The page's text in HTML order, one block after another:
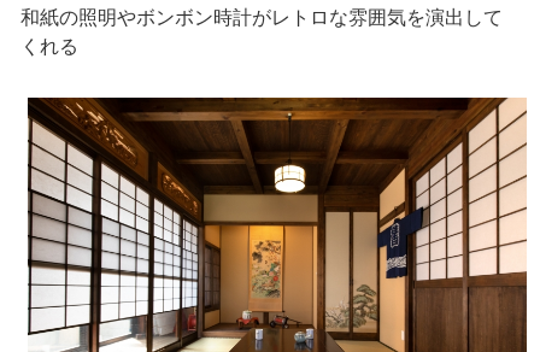
和紙の照明やボンボン時計がレトロな雰囲気を演出して
くれる